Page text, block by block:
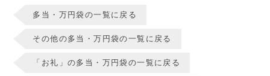
多当・万円袋の一覧に戻る
その他の多当・万円袋の一覧に戻る
「お礼」の多当・万円袋の一覧に戻る